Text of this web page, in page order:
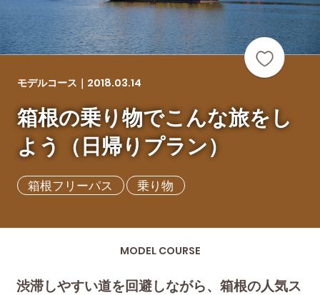
モデルコース｜ 2018.03.14
箱根の乗り物でこんな旅をし
よう（日帰りプラン）
箱根フリーパス 乗り物
MODEL COURSE
渋滞しやすい道を回避しながら、箱根の人気ス